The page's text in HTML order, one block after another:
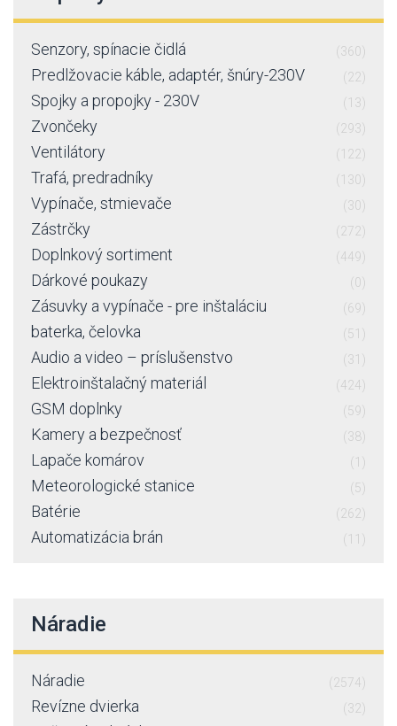
Senzory, spínacie čidlá (360)
Predlžovacie káble, adaptér, šnúry-230V (22)
Spojky a propojky - 230V (13)
Zvončeky (293)
Ventilátory (122)
Trafá, predradníky (130)
Vypínače, stmievače (30)
Zástrčky (272)
Doplnkový sortiment (449)
Dárkové poukazy (0)
Zásuvky a vypínače - pre inštaláciu (69)
baterka, čelovka (51)
Audio a video – príslušenstvo (31)
Elektroinštalačný materiál (424)
GSM doplnky (59)
Kamery a bezpečnosť (38)
Lapače komárov (1)
Meteorologické stanice (5)
Batérie (262)
Automatizácia brán (11)
Náradie
Náradie (2574)
Revízne dvierka (32)